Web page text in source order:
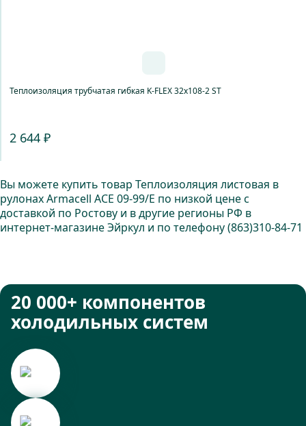
Теплоизоляция трубчатая гибкая K-FLEX 32x108-2 ST
2 644 ₽
Вы можете купить товар Теплоизоляция листовая в
рулонах Armacell ACE 09-99/E по низкой цене с
доставкой по Ростову и в другие регионы РФ в
интернет-магазине Эйркул и по телефону(863)310-84-71
20 000+ компонентов
холодильных систем